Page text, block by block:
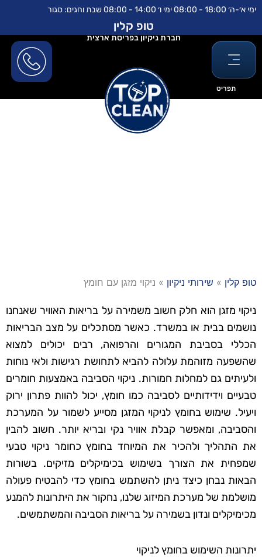
לתוכן
דילוג
ימי א׳-ה׳ 18:00 - 08:00 ימי ו׳ 14:00 - 08:00 שבת וחגים: סגור
תפריט
טופ קלין
חברת ניקיון בפריסת ארצית
טופ קלין » שירותי ניקיון » ניקוי מזגן עם חומץ
ניקוי מזגן הוא חלק חשוב משמירה על בריאות האוויר שאנחנו
נושמים בבית או במשרד. כאשר מסתכלים על מצב הבריאות
הכללי בסביבת המגורים והרפואה, רבים יכולים למצוא
שהשפעה מזוהמת עלולה להביא לתחושת רגישות ולאי נוחות
ולעיתים גם למחלות חמורות. ניקוי הסביבה באמצעות חומרים
טבעיים וידידותיים לסביבה כמו חומץ, יכול להוות פתרון ירוק
ויעיל. שימוש בחומץ לניקוי המזגן מסייע לשמור על המערכת
והסביבה, ומאפשר קבלת אוויר נקי ובריא יותר. חשוב להבין
את התהליך ולהכיר את המיוחד בחומץ כחומר ניקוי טבעי
שמפחית את הצורך בשימוש בכימיקלים מזיקים. בשורות
הבאות נבחן כיצד ניתן להשתמש בחומץ כדי להבטיח פעולה
מושלמת של מערכת המיזוג שלנו, נחקור את היתרונות להמנע
מכימיקלים ונדון בשמירה על בריאות הסביבה והמשתמשים.
יתרונות השימוש בחומץ לניקוי